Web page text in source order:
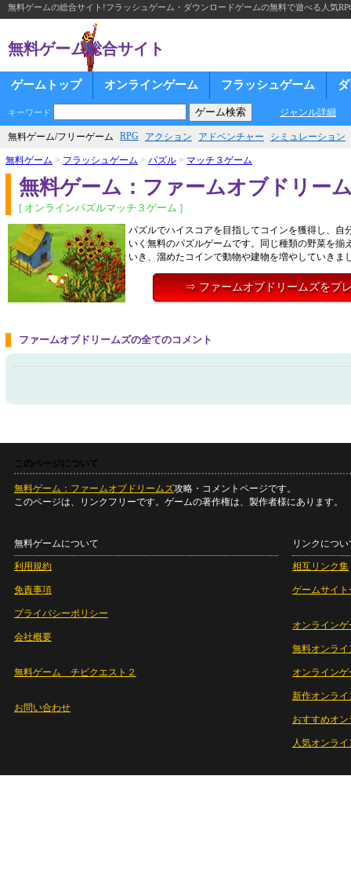
無料ゲームの総合サイト!フラッシュゲーム・ダウンロードゲームの無料で遊べる人気
無料ゲーム総合サイト
ゲームトップ オンラインゲーム フラッシュゲーム
キーワード ジャンル詳細
無料ゲーム/フリーゲーム RPG アクション アドベンチャー シミュレーション
無料ゲーム > フラッシュゲーム > パズル > マッチ３ゲーム
無料ゲーム：ファームオブドリー
[ オンラインパズルマッチ３ゲーム ]
パズルでハイスコアを目指してコインを獲得し、自
いく無料のパズルゲームです。同じ種類の野菜を揃
いき、溜めたコインで動物や建物を増やしていきま
⇒ ファームオブドリームズをプ
ファームオブドリームズの全てのコメント
このページについて
無料ゲーム：ファームオブドリームズ攻略・コメントページです。
このページは、リンクフリーです。ゲームの著作権は、製作者様にあります。
無料ゲームについて
利用規約
免責事項
プライバシーポリシー
会社概要
無料ゲーム チビクエスト２
お問い合わせ
リンクについ
相互リンク集
ゲームサイト
オンラインゲ
無料オンライ
オンライン
新作オンライ
おすすめオ
人気オンラ